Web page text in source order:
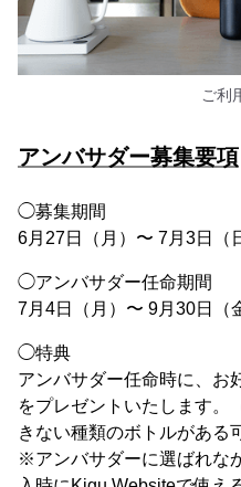
ご利
アンバサダー募集要項
◯募集期間
6月27日（月）〜 7月3日（
◯アンバサダー任命期間
7月4日（月）〜 9月30日（
◯特典
アンバサダー任命時に、お
をプレゼントいたします。
きない種類のボトルがある
※アンバサダーに選ばれな